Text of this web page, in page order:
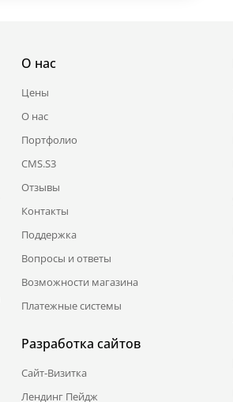
О нас
Цены
О нас
Портфолио
CMS.S3
Отзывы
Контакты
Поддержка
Вопросы и ответы
Возможности магазина
Платежные системы
Разработка сайтов
Сайт-Визитка
Лендинг Пейдж